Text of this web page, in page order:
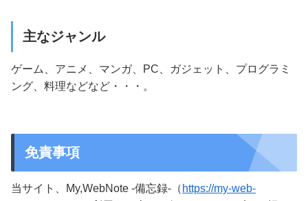
主なジャンル
ゲーム、アニメ、マンガ、PC、ガジェット、プログラミ
ング、料理などなど・・・。
免責事項
当サイト、My,WebNote -備忘録-（ https://my-web-